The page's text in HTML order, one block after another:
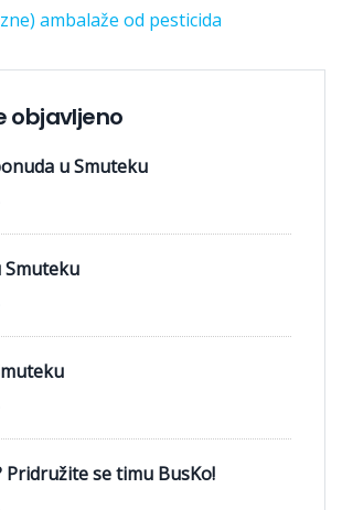
ambalaže od pesticida
objavljeno
u Smuteku
Smuteku
Pridružite se timu BusKo!